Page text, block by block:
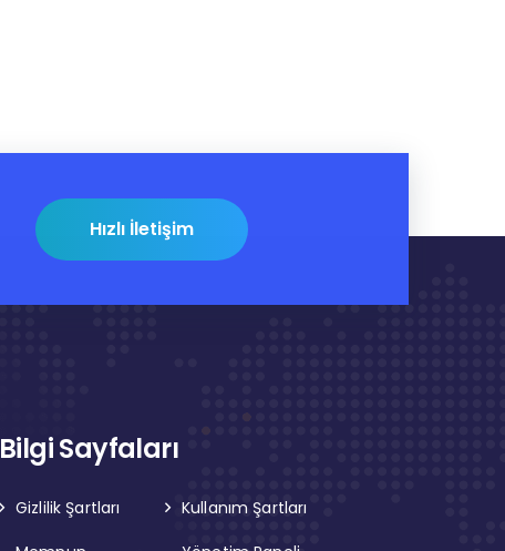
Hızlı İletişim
Bilgi Sayfaları
Gizlilik Şartları
Kullanım Şartları